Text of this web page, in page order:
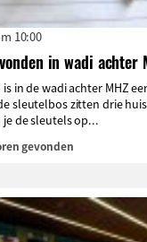
10:00
in wadi achter
in de wadi achter MHZ
sleutelbos zitten drie
je de sleutels op...
gevonden